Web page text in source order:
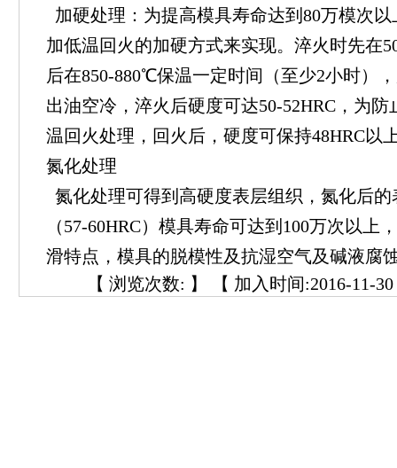
加硬处理：为提高模具寿命达到80万模次
加低温回火的加硬方式来实现。淬火时先在
后在850-880℃保温一定时间（至少2小时）
出油空冷，淬火后硬度可达50-52HRC，为
温回火处理，回火后，硬度可保持48HRC以
氮化处理
氮化处理可得到高硬度表层组织，氮化后的
（57-60HRC）模具寿命可达到100万次以上
滑特点，模具的脱模性及抗湿空气及碱液腐
【 浏览次数: 】 【 加入时间:2016-11-